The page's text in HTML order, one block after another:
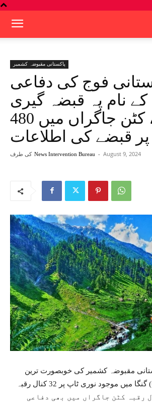
پاکستانی مقبوضہ کشمیر
فوج کی دفاعی
نام پہ قبضہ گیری
جاری، کٹن جاگراں میں 480
پر قبضے کی اطلاعات
کی طرف News Intervention Bureau - August 9, 2024
مقبوضہ کشمیر کی خوبصورت ترین
وادی نیلم (کشن گنگا) گنگا میں موجود نوری ٹاپ پر 32 کنال رقبہ
بعد 480 کنال رقبہ کٹن جاگراں میں بھی دفاعی